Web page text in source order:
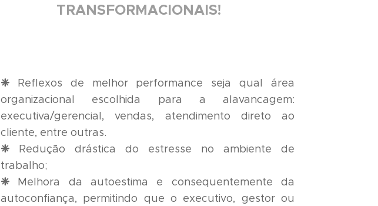
TRANSFORMACIONAIS!
❈ Reflexos de melhor performance seja qual área
organizacional escolhida para a alavancagem:
executiva/gerencial, vendas, atendimento direto ao
cliente, entre outras.
❈ Redução drástica do estresse no ambiente de
trabalho;
❈ Melhora da autoestima e consequentemente da
autoconfiança, permitindo que o executivo, gestor ou